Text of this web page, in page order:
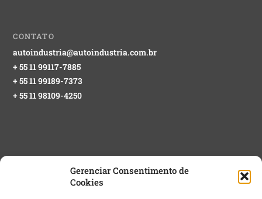
Gerenciar Consentimento de
Cookies
CONTATO
autoindustria@autoindustria.com.br
+ 55 11 99117-7885
+ 55 11 99189-7373
+ 55 11 98109-4250